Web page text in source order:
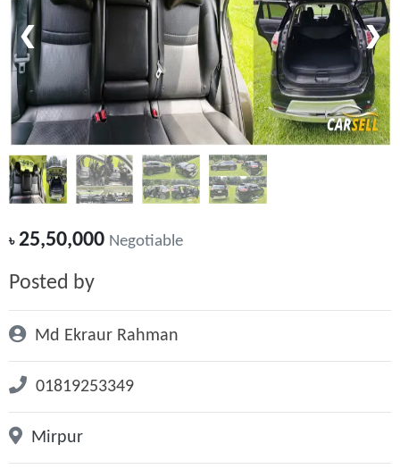
❮ ❯
৳25,50,000 Negotiable
Posted by
Md Ekraur Rahman
01819253349
Mirpur